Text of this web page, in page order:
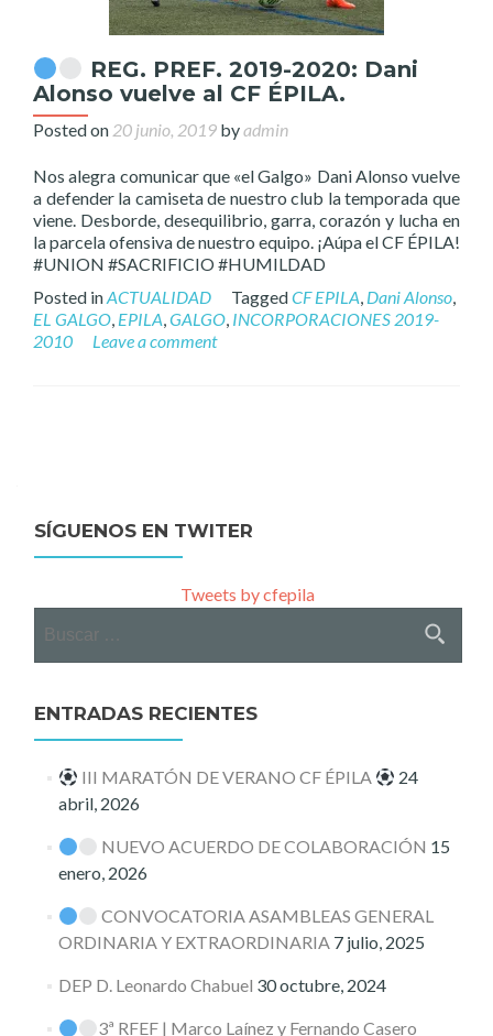
REG. PREF. 2019-2020: Dani
Alonso vuelve al CF ÉPILA.
Posted on 20 junio, 2019 byadmin
Nos alegra comunicar que «el Galgo» Dani Alonso vuelve
a defender la camiseta de nuestro club la temporada que
viene. Desborde, desequilibrio, garra, corazón y lucha en
la parcela ofensiva de nuestro equipo. ¡Aúpa el CF ÉPILA!
#UNION #SACRIFICIO #HUMILDAD
Posted inACTUALIDAD TaggedCF EPILA, Dani Alonso,
EL GALGO, EPILA,GALGO, INCORPORACIONES 2019-
2010
Leave a comment
SÍGUENOS EN TWITER
Tweets by cfepila
ENTRADAS RECIENTES
III MARATÓN DE VERANO CF ÉPILA
24
abril, 2026
NUEVO ACUERDO DE COLABORACIÓN 15
enero, 2026
CONVOCATORIA ASAMBLEAS GENERAL
ORDINARIA Y EXTRAORDINARIA 7 julio, 2025
DEP D. Leonardo Chabuel 30 octubre, 2024
3ª RFEF | Marco Laínez y Fernando Casero